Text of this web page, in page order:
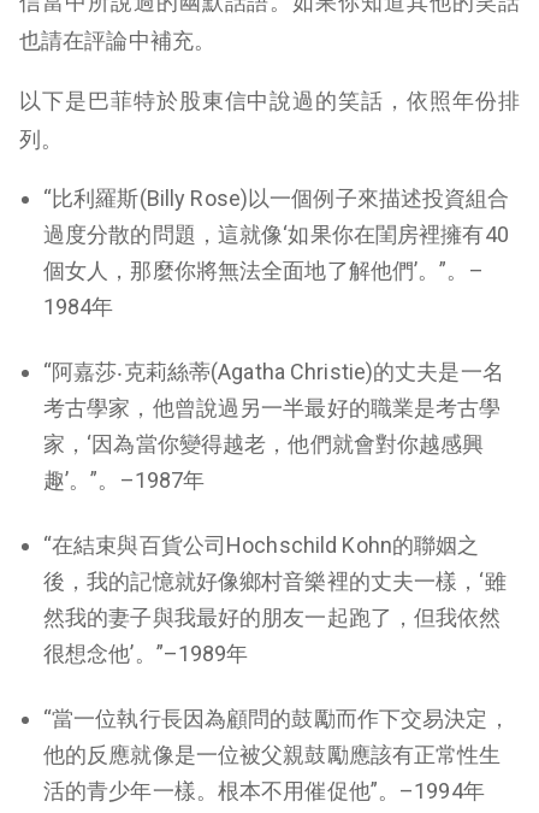
也請在評論中補充。
以下是巴菲特於股東信中說過的笑話，依照年份排
列。
“比利羅斯(Billy Rose)以一個例子來描述投資組合
過度分散的問題，這就像‘如果你在閨房裡擁有40
個女人，那麼你將無法全面地了解他們’。”。–
1984年
“阿嘉莎‧克莉絲蒂(Agatha Christie)的丈夫是一名
考古學家，他曾說過另一半最好的職業是考古學
家，‘因為當你變得越老，他們就會對你越感興
趣’。”。–1987年
“在結束與百貨公司Hochschild Kohn的聯姻之
後，我的記憶就好像鄉村音樂裡的丈夫一樣，‘雖
然我的妻子與我最好的朋友一起跑了，但我依然
很想念他’。”–1989年
“當一位執行長因為顧問的鼓勵而作下交易決定，
他的反應就像是一位被父親鼓勵應該有正常性生
活的青少年一樣。根本不用催促他”。–1994年